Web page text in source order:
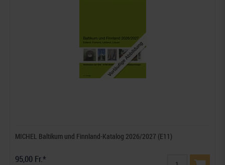
MICHEL Baltikum und Finnland-Katalog 2026/2027 (E11)
95,00 Fr.*